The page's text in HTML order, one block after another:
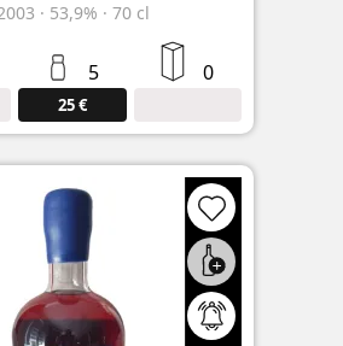
· 53,9% · 70 cl
5
25 €
0